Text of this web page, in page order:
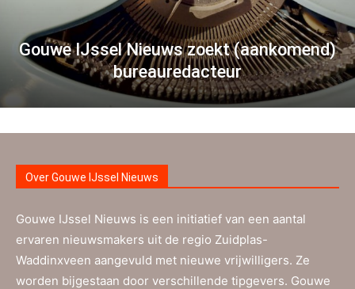
Gouwe IJssel Nieuws zoekt (aankomend)
bureauredacteur
Over Gouwe IJssel Nieuws
Gouwe IJssel Nieuws is een initiatief van een aantal
ervaren nieuwsmakers uit de regio Zuidplas-
Waddinxveen aangevuld met nieuwe vrijwilligers. Ze
worden bijgestaan door verschillende tipgevers. Gouwe